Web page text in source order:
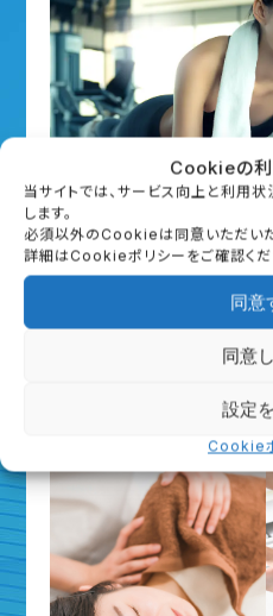
Cookieの利
当サイトでは、サービス向上と利用
します。
必須以外のCookieは同意いただいた
詳細はCookieポリシーをご確認くだ
同意
同意
設定
Cookie
パーソナル
初回無料体
詳細は